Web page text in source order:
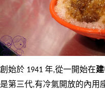
創始於 1941 年,從一開始在
是第三代,有冷氣開放的內用